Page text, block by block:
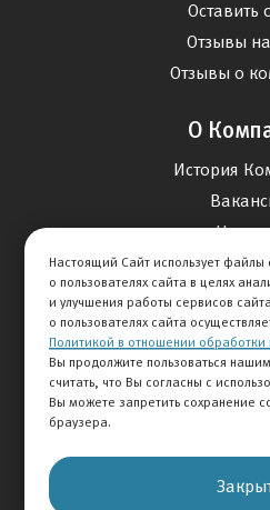
© 2026
Оставить
Отзывы
Отзывы о
О
История
Карта
+7 495
Настоящий Сайт использует
о пользователях сайта в целях
и улучшения работы сервисов
о пользователях сайта
Политикой в отношении обработки
Вы продолжите пользоваться
считать, что Вы согласны с
Вы можете запретить сохранение
браузера.